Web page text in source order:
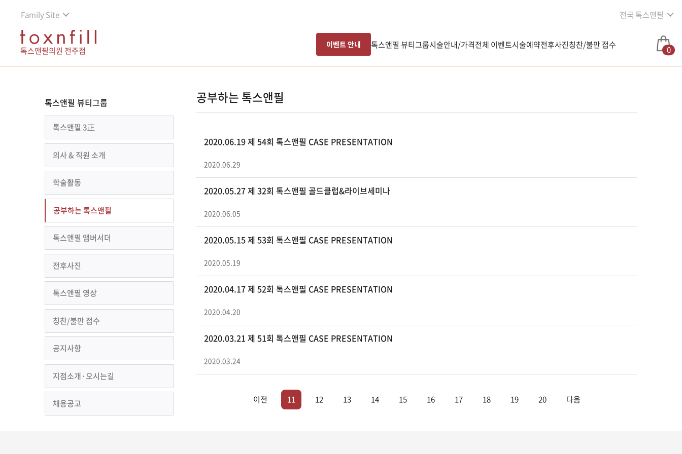
Family Site 전국 톡스앤필
톡스앤필의원 전주점
이벤트 안내 톡스앤필 뷰티그룹시술안내/가격전체 이벤트시술예약전후사진칭찬/불만 접수 0
톡스앤필 뷰티그룹
톡스앤필 3正
의사 & 직원 소개
학술활동
공부하는 톡스앤필
톡스앤필 앰버서더
전후사진
톡스앤필 영상
칭찬/불만 접수
공지사항
지점소개·오시는길
채용공고
공부하는 톡스앤필
2020.06.19 제 54회 톡스앤필 CASE PRESENTATION
2020.06.29
2020.05.27 제 32회 톡스앤필 골드클럽&라이브세미나
2020.06.05
2020.05.15 제 53회 톡스앤필 CASE PRESENTATION
2020.05.19
2020.04.17 제 52회 톡스앤필 CASE PRESENTATION
2020.04.20
2020.03.21 제 51회 톡스앤필 CASE PRESENTATION
2020.03.24
이전 11 12 13 14 15 16 17 18 19 20 다음